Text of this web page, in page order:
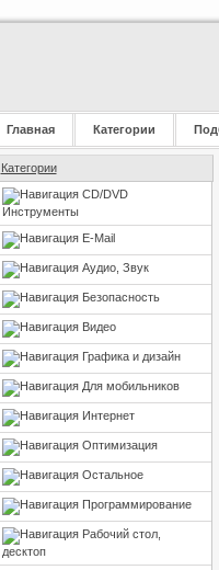
Главная Категории
Категории
CD/DVD
Инструменты
E-Mail
Аудио, Звук
Безопасность
Видео
Графика и дизайн
Для мобильников
Интернет
Оптимизация
Остальное
Программирование
Рабочий стол,
десктоп